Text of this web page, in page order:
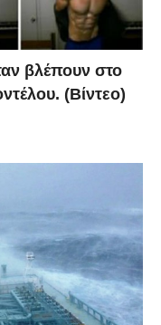
βλέπουν στο
(Βίντεο)